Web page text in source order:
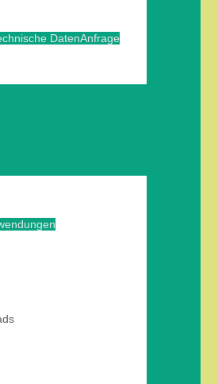
DatenAnfrage